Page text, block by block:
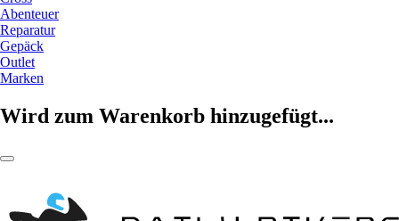
Abenteuer
Reparatur
Gepäck
Outlet
Marken
Wird zum Warenkorb hinzugefügt...